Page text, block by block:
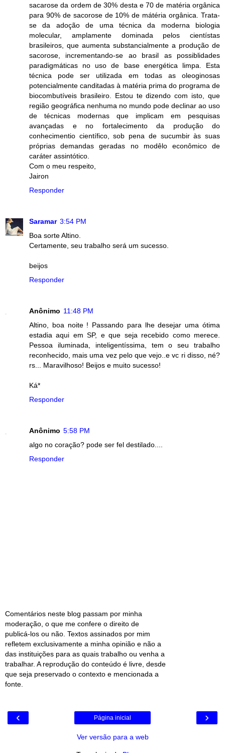
sacarose da ordem de 30% desta e 70 de matéria orgânica
para 90% de sacorose de 10% de mátéria orgânica. Trata-
se da adoção de uma técnica da moderna biologia
molecular, amplamente dominada pelos cientístas
brasileiros, que aumenta substancialmente a produção de
sacorose, incrementando-se ao brasil as possiblidades
paradigmáticas no uso de base energética limpa. Esta
técnica pode ser utilizada em todas as oleoginosas
potencialmente canditadas à matéria prima do programa de
biocombutíveis brasileiro. Estou te dizendo com isto, que
região geográfica nenhuma no mundo pode declinar ao uso
de técnicas modernas que implicam em pesquisas
avançadas e no fortalecimento da produção do
conhecimentio científico, sob pena de sucumbir às suas
próprias demandas geradas no modêlo econômico de
caráter assintótico.
Com o meu respeito,
Jairon
Responder
Saramar 3:54 PM
Boa sorte Altino.
Certamente, seu trabalho será um sucesso.
beijos
Responder
Anônimo 11:48 PM
Altino, boa noite ! Passando para lhe desejar uma ótima
estadia aqui em SP, e que seja recebido como merece.
Pessoa iluminada, inteligentíssima, tem o seu trabalho
reconhecido, mais uma vez pelo que vejo..e vc ri disso, né?
rs... Maravilhoso! Beijos e muito sucesso!
Ká*
Responder
Anônimo 5:58 PM
algo no coração? pode ser fel destilado....
Responder
Comentários neste blog passam por minha
moderação, o que me confere o direito de
publicá-los ou não. Textos assinados por mim
refletem exclusivamente a minha opinião e não a
das instituições para as quais trabalho ou venha a
trabalhar. A reprodução do conteúdo é livre, desde
que seja preservado o contexto e mencionada a
fonte.
‹ ›
Página inicial
Ver versão para a web